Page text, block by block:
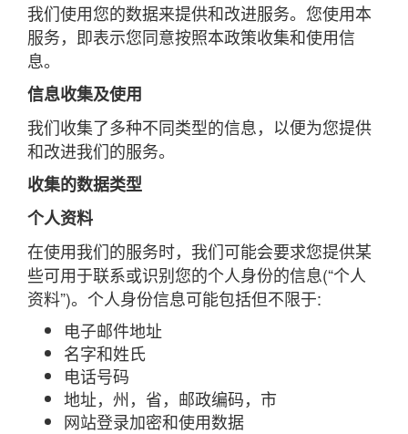
我们使用您的数据来提供和改进服务。您使用本
服务，即表示您同意按照本政策收集和使用信
息。
信息收集及使用
我们收集了多种不同类型的信息，以便为您提供
和改进我们的服务。
收集的数据类型
个人资料
在使用我们的服务时，我们可能会要求您提供某
些可用于联系或识别您的个人身份的信息(“个人
资料”)。个人身份信息可能包括但不限于:
电子邮件地址
名字和姓氏
电话号码
地址，州，省，邮政编码，市
网站登录加密和使用数据